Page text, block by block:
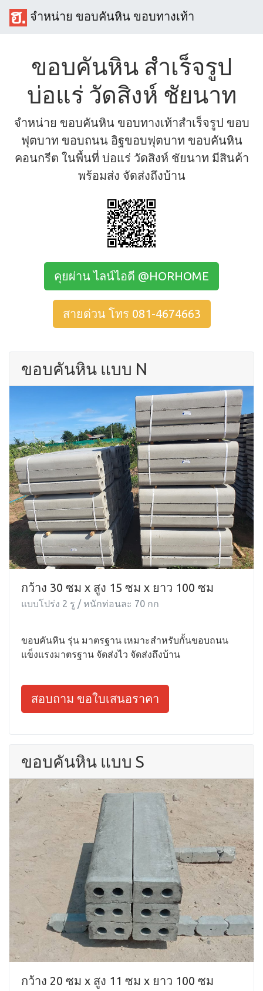
จำหน่าย ขอบคันหิน ขอบทางเท้า
ขอบคันหิน สำเร็จรูป
บ่อแร่ วัดสิงห์ ชัยนาท
จำหน่าย ขอบคันหิน ขอบทางเท้าสำเร็จรูป ขอบ
ฟุตบาท ขอบถนน อิฐขอบฟุตบาท ขอบคันหิน
คอนกรีต ในพื้นที่ บ่อแร่ วัดสิงห์ ชัยนาท มีสินค้า
พร้อมส่ง จัดส่งถึงบ้าน
คุยผ่าน ไลน์ไอดี @HORHOME
สายด่วน โทร 081-4674663
ขอบคันหิน แบบ N
กว้าง 30 ซม x สูง 15 ซม x ยาว 100 ซม
แบบโปร่ง 2 รู / หนักท่อนละ 70 กก
ขอบคันหิน รุ่น มาตรฐาน เหมาะสำหรับกั้นขอบถนน
แข็งแรงมาตรฐาน จัดส่งไว จัดส่งถึงบ้าน
สอบถาม ขอใบเสนอราคา
ขอบคันหิน แบบ S
กว้าง 20 ซม x สูง 11 ซม x ยาว 100 ซม